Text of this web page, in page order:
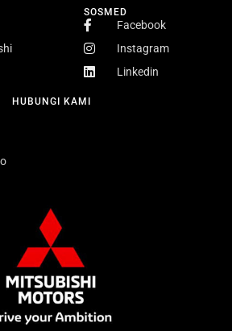
HUBUNGI KAMI
SOSMED
Facebook
Instagram
Linkedin